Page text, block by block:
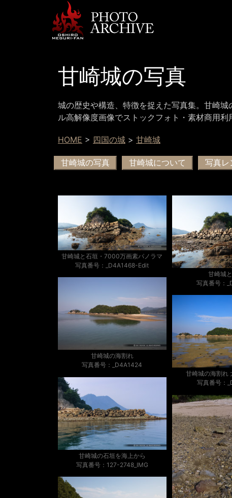
甘崎城の写真
城の歴史や構造、特徴を捉えた写真集。甘崎
ル高解像度画像でストックフォト・素材商用
HOME > 四国の城 > 甘崎城
甘崎城の写真 甘崎城について 写真レ
甘崎城と石垣・7000万画素パノラマ
写真番号：_D4A1468-Edit
甘崎城
写真番号：
甘崎城の海割れ
写真番号：_D4A1424
甘崎城の海割れ
写真番号：
甘崎城の石垣を海上から
写真番号：127-2748_IMG